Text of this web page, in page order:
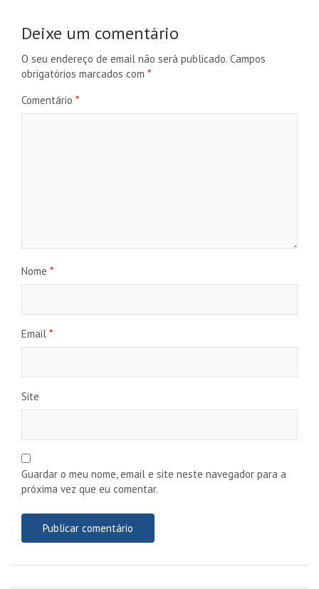
Deixe um comentário
O seu endereço de email não será publicado. Campos
obrigatórios marcados com *
Comentário *
Nome *
Email *
Site
Guardar o meu nome, email e site neste navegador para a
próxima vez que eu comentar.